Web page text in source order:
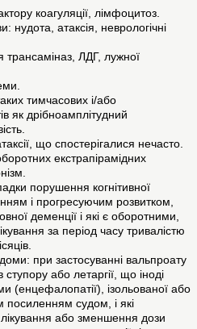
коагуляції, лімфоцитоз.
нудота, атаксія, неврологічні
трансаміназ, ЛДГ, лужної
тимчасових і/або
як дрібноамплітудний
що спостерігалися нечасто.
екстрапірамідних
порушення когнітивної
і прогресуючим розвитком,
деменції і які є оборотними,
за період часу тривалістю
при застосуванні вальпроату
ступору або летаргії, що іноді
(енцефалопатії), ізольованої або
посиленням судом, і які
або зменшення дози